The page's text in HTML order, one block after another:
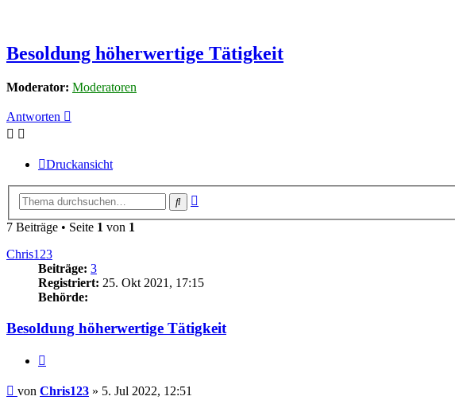
Besoldung höherwertige Tätigkeit
Moderator: Moderatoren
Antworten
Druckansicht
Suche
7 Beiträge • Seite 1 von 1
Chris123
Beiträge: 3
Registriert: 25. Okt 2021, 17:15
Behörde:
Besoldung höherwertige Tätigkeit
Beitrag
von Chris123 » 5. Jul 2022, 12:51